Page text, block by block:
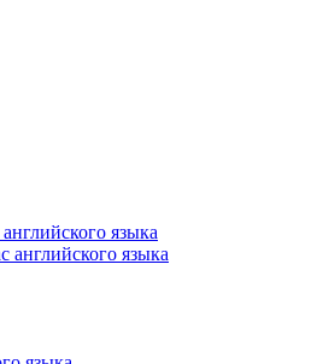
языка
английского языка